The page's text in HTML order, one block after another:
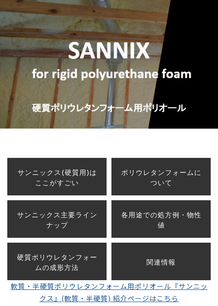
サンニックス(硬質用)は
ここがすごい
ポリウレタンフォームに
ついて
サンニックス主要ライン
ナップ
各用途での処方例・物性
値
硬質ポリウレタンフォー
ムの成形方法
関連情報
軟質・半硬質ポリウレタンフォーム用ポリオール『サンニッ
クス』(軟質・半硬質) 紹介ページはこちら